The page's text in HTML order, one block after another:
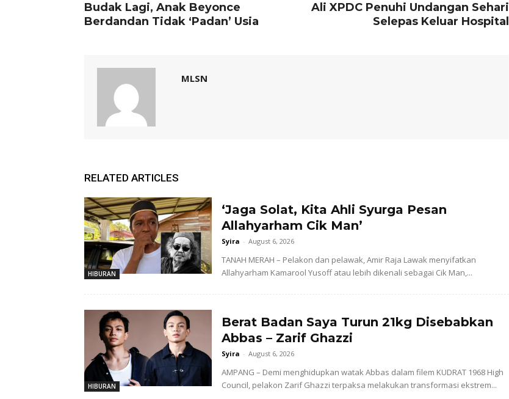
Budak Lagi, Anak Beyonce
Berdandan Tidak ‘Padan’ Usia
Ali XPDC Penuhi Undangan Sehari
Selepas Keluar Hospital
MLSN
RELATED ARTICLES
HIBURAN
‘Jaga Solat, Kita Ahli Syurga Pesan
Allahyarham Cik Man’
Syira - August 6, 2026
TANAH MERAH – Pelakon dan pelawak, Amir Raja Lawak menyifatkan
Allahyarham Kamarool Yusoff atau lebih dikenali sebagai Cik Man,...
HIBURAN
Berat Badan Saya Turun 21kg Disebabkan
Abbas – Zarif Ghazzi
Syira - August 6, 2026
AMPANG – Demi menghidupkan watak Abbas dalam filem KUDRAT 1968 High
Council, pelakon Zarif Ghazzi terpaksa melakukan transformasi ekstrem...